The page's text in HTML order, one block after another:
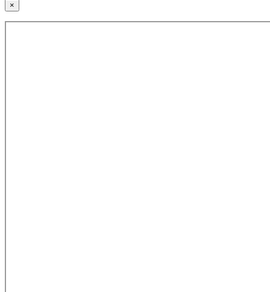
×